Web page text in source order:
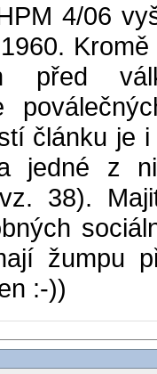
4/06
před
článku je
jedné z
38).
žumpu
:-))